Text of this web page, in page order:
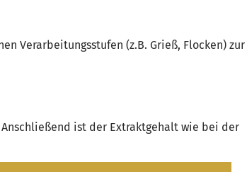
Verarbeitungsstufen (z.B. Grieß, Flocken)
ist der Extraktgehalt wie bei der